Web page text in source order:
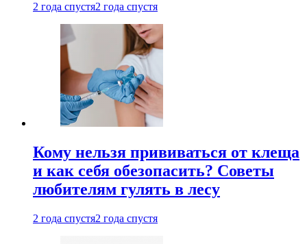
2 года спустя2 года спустя
Кому нельзя прививаться от клеща
и как себя обезопасить? Советы
любителям гулять в лесу
2 года спустя2 года спустя